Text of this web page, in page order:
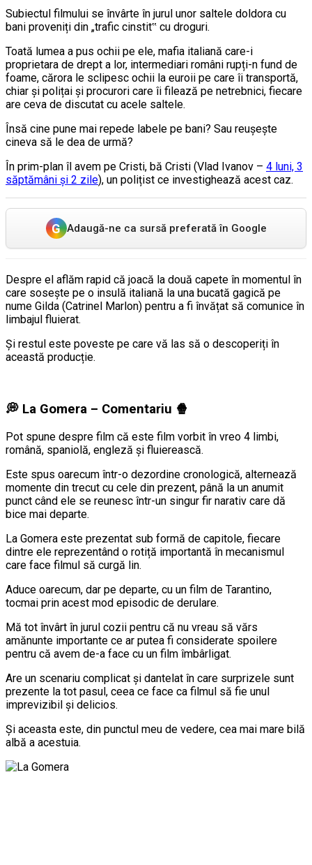
Subiectul filmului se învârte în jurul unor saltele doldora cu
bani proveniți din „trafic cinstit‟ cu droguri.
Toată lumea a pus ochii pe ele, mafia italiană care-i
proprietara de drept a lor, intermediari români rupți-n fund de
foame, cărora le sclipesc ochii la euroii pe care îi transportă,
chiar și polițai și procurori care îi filează pe netrebnici, fiecare
are ceva de discutat cu acele saltele.
Însă cine pune mai repede labele pe bani? Sau reușește
cineva să le dea de urmă?
În prim-plan îl avem pe Cristi, bă Cristi (Vlad Ivanov – 4 luni, 3
săptămâni și 2 zile), un polițist ce investighează acest caz.
G Adaugă-ne ca sursă preferată în Google
Despre el aflăm rapid că joacă la două capete în momentul în
care sosește pe o insulă italiană la una bucată gagică pe
nume Gilda (Catrinel Marlon) pentru a fi învățat să comunice în
limbajul fluierat.
Și restul este poveste pe care vă las să o descoperiți în
această producție.
💭 La Gomera – Comentariu 🍿
Pot spune despre film că este film vorbit în vreo 4 limbi,
română, spaniolă, engleză și fluierească.
Este spus oarecum într-o dezordine cronologică, alternează
momente din trecut cu cele din prezent, până la un anumit
punct când ele se reunesc într-un singur fir narativ care dă
bice mai departe.
La Gomera este prezentat sub formă de capitole, fiecare
dintre ele reprezentând o rotiță importantă în mecanismul
care face filmul să curgă lin.
Aduce oarecum, dar pe departe, cu un film de Tarantino,
tocmai prin acest mod episodic de derulare.
Mă tot învârt în jurul cozii pentru că nu vreau să vărs
amănunte importante ce ar putea fi considerate spoilere
pentru că avem de-a face cu un film îmbârligat.
Are un scenariu complicat și dantelat în care surprizele sunt
prezente la tot pasul, ceea ce face ca filmul să fie unul
imprevizibil și delicios.
Și aceasta este, din punctul meu de vedere, cea mai mare bilă
albă a acestuia.